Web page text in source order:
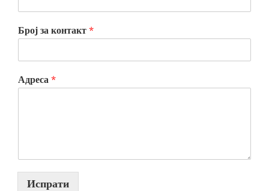
Број за контакт *
Адреса *
Испрати